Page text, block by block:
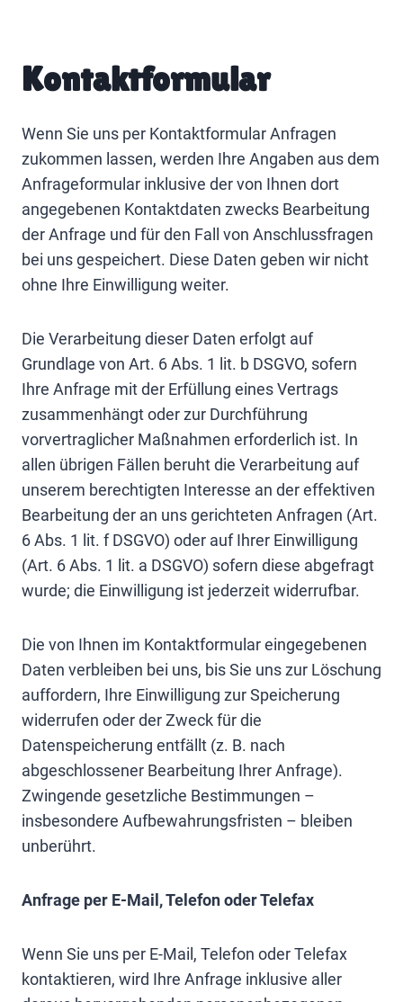
Kontaktformular
Wenn Sie uns per Kontaktformular Anfragen
zukommen lassen, werden Ihre Angaben aus dem
Anfrageformular inklusive der von Ihnen dort
angegebenen Kontaktdaten zwecks Bearbeitung
der Anfrage und für den Fall von Anschlussfragen
bei uns gespeichert. Diese Daten geben wir nicht
ohne Ihre Einwilligung weiter.
Die Verarbeitung dieser Daten erfolgt auf
Grundlage von Art. 6 Abs. 1 lit. b DSGVO, sofern
Ihre Anfrage mit der Erfüllung eines Vertrags
zusammenhängt oder zur Durchführung
vorvertraglicher Maßnahmen erforderlich ist. In
allen übrigen Fällen beruht die Verarbeitung auf
unserem berechtigten Interesse an der effektiven
Bearbeitung der an uns gerichteten Anfragen (Art.
6 Abs. 1 lit. f DSGVO) oder auf Ihrer Einwilligung
(Art. 6 Abs. 1 lit. a DSGVO) sofern diese abgefragt
wurde; die Einwilligung ist jederzeit widerrufbar.
Die von Ihnen im Kontaktformular eingegebenen
Daten verbleiben bei uns, bis Sie uns zur Löschung
auffordern, Ihre Einwilligung zur Speicherung
widerrufen oder der Zweck für die
Datenspeicherung entfällt (z. B. nach
abgeschlossener Bearbeitung Ihrer Anfrage).
Zwingende gesetzliche Bestimmungen –
insbesondere Aufbewahrungsfristen – bleiben
unberührt.
Anfrage per E-Mail, Telefon oder Telefax
Wenn Sie uns per E-Mail, Telefon oder Telefax
kontaktieren, wird Ihre Anfrage inklusive aller